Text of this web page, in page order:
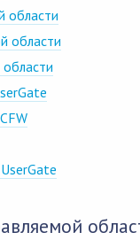
области
области